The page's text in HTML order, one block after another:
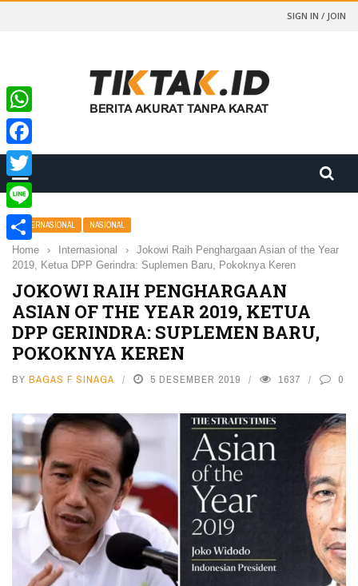
SIGN IN / JOIN
INTERNASIONAL NASIONAL
Home › Internasional ›
Jokowi Raih Penghargaan Asian of the Year
2019, Ketua DPP Gerindra: Suplemen Baru, Pokoknya Keren
JOKOWI RAIH PENGHARGAAN
ASIAN OF THE YEAR 2019, KETUA
DPP GERINDRA: SUPLEMEN BARU,
POKOKNYA KEREN
BY BAGAS F SINAGA 5 DESEMBER 2019 1637 0
WhatsApp
Facebook
Twitter
Line
Share